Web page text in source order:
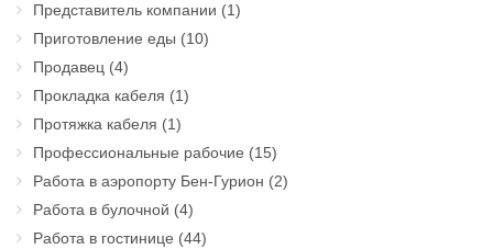
Представитель компании (1)
Приготовление еды (10)
Продавец (4)
Прокладка кабеля (1)
Протяжка кабеля (1)
Профессиональные рабочие (15)
Работа в аэропорту Бен-Гурион (2)
Работа в булочной (4)
Работа в гостинице (44)